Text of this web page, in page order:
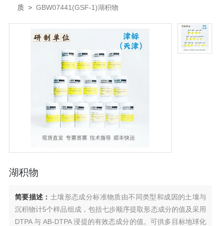
质 >GBW07441(GSF-1)湖积物
湖积物
简要描述： 土壤形态成分标准物质由不同类型和成因的土壤与
沉积物计5个样品组成，包括七步顺序提取形态成分的值及采用
DTPA 与 AB-DTPA 浸提的有效态成分的值。可供多目标地球化